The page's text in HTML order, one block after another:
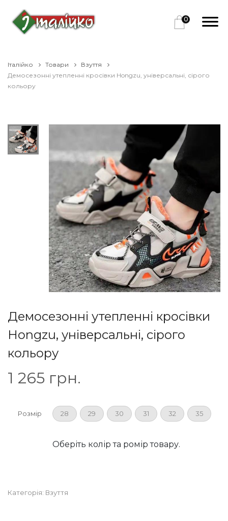
0
Італійко Товари
Взуття
Демосезонні утепленні кросівки Hongzu, універсальні, сірого
кольору
Демосезонні утепленні кросівки
Hongzu, універсальні, сірого
кольору
1 265 грн.
Розмір 28 29 30 31 32 35
Оберіть колір та ромір товару.
Категорія: Взуття